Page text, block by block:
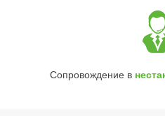
Сопровождение в